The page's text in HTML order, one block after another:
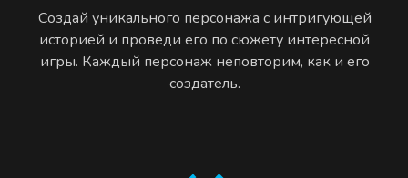
Создай уникального персонажа с интригующей
историей и проведи его по сюжету интересной
игры. Каждый персонаж неповторим, как и его
создатель.